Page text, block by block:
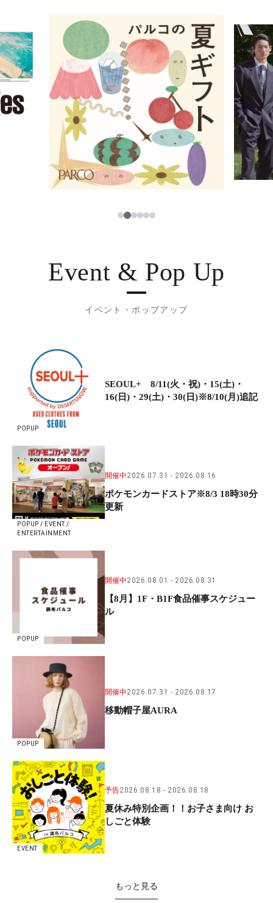
ニュース
レストラン・カフェ
TAX FREE
PARCOメンバーズ
한국어
ภาษาไทย
日本語
12345
Event & Pop Up
イベント・ポップアップ
POPUP
SEOUL+ 8/11(火・祝)・15(土)・
16(日)・29(土)・30(日)※8/10(月)追記
POPUP / EVENT /
ENTERTAINMENT
開催中2026.07.31 2026.08.16
ポケモンカードストア※8/3 18時30分
更新
POPUP
開催中2026.08.01 2026.08.31
【8月】1F・B1F食品催事スケジュー
ル
POPUP
開催中2026.07.31 2026.08.17
移動帽子屋AURA
EVENT
予告2026.08.18 2026.08.18
夏休み特別企画！！お子さま向け お
しごと体験
もっと見る